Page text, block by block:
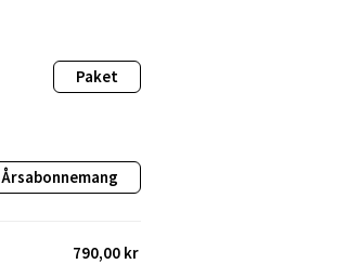
Paket
Årsabonnemang
790,00 kr